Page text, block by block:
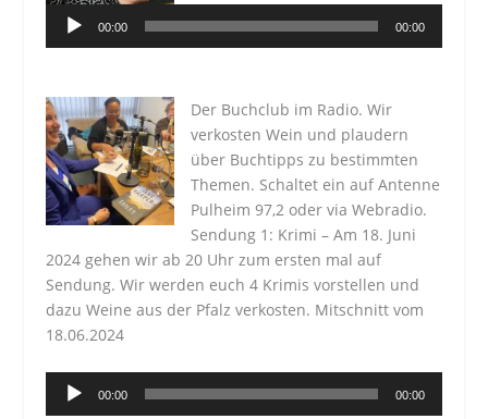
Audio-
Player
00:00 00:00
Der Buchclub im Radio. Wir
verkosten Wein und plaudern
über Buchtipps zu bestimmten
Themen. Schaltet ein auf Antenne
Pulheim 97,2 oder via Webradio.
Sendung 1: Krimi – Am 18. Juni
2024 gehen wir ab 20 Uhr zum ersten mal auf
Sendung. Wir werden euch 4 Krimis vorstellen und
dazu Weine aus der Pfalz verkosten. Mitschnitt vom
18.06.2024
Audio-
Player
00:00 00:00